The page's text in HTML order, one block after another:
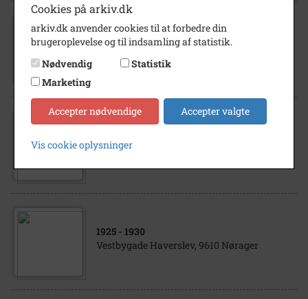
1920- 1925
1929
Haverslev Mejeri, Vestbygade 26, Haverslev,
1925 - 1930
Vestbygade Haverslev, 9610 Nørager
Cookies på arkiv.dk
arkiv.dk anvender cookies til at forbedre din
brugeroplevelse og til indsamling af statistik.
Nødvendig
Statistik
Marketing
Accepter nødvendige Accepter valgte
Vis cookie oplysninger